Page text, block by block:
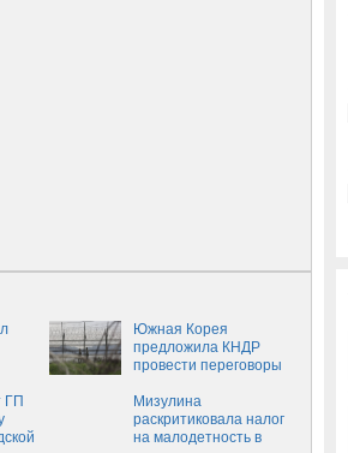
Южная Корея
предложила КНДР
провести переговоры
представителей
ГП
Мизулина
раскритиковала налог
на малодетность в